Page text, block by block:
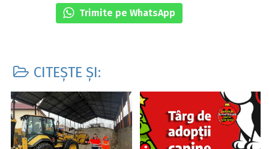
Trimite pe WhatsApp
CITEȘTE ȘI: